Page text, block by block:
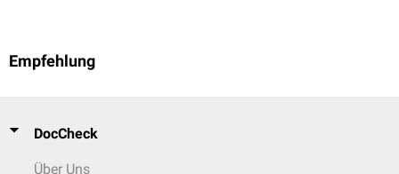
Empfehlung
DocCheck
Über Uns